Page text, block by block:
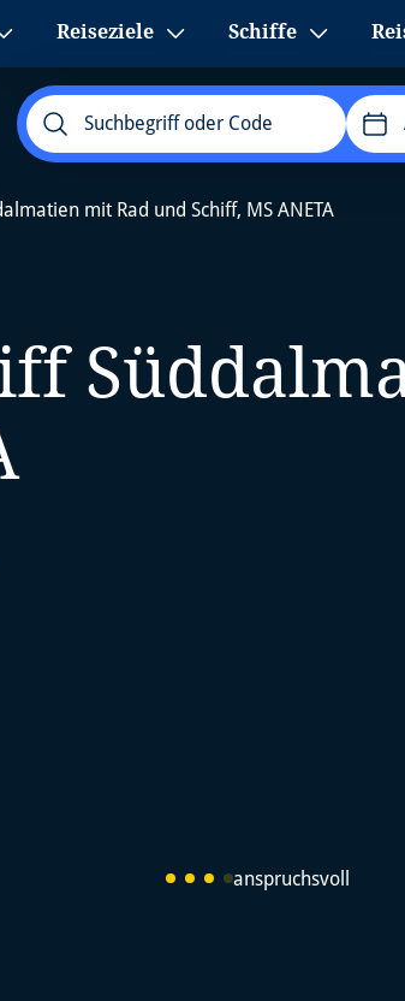
Reiseziele Schiffe
mit Rad und Schiff, MS ANETA
anspruchsvoll